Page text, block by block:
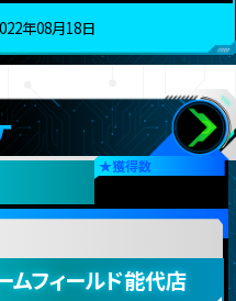
年08月18日
★獲得数
ムフィールド能代店